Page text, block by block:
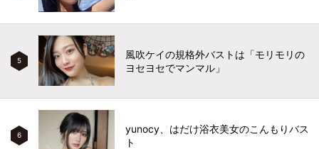
5
風吹ケイの規格外バストは「モリモリの
ヨセヨセでマンマル」
6
yunocy、はだけ浴衣美女のこんもりバス
ト